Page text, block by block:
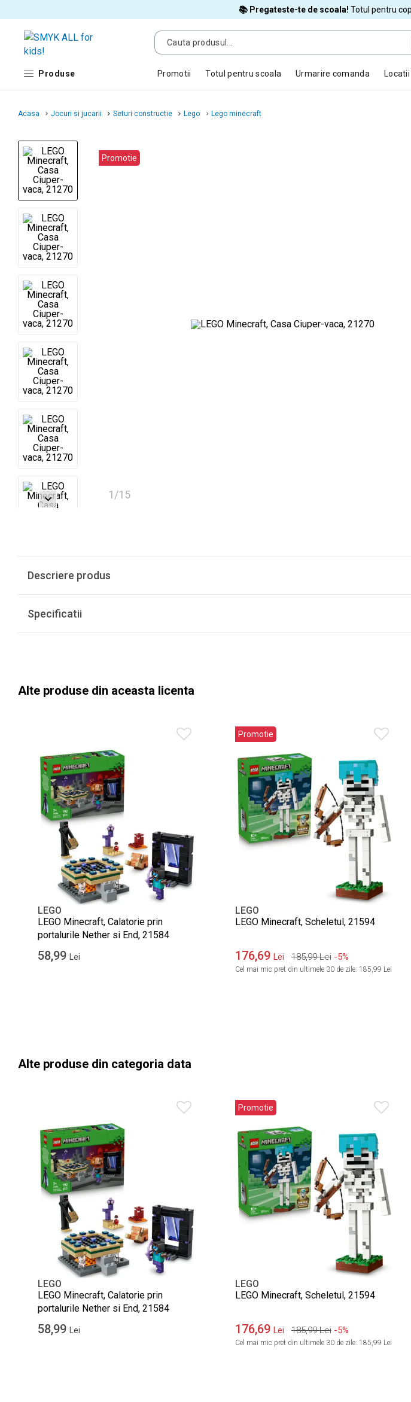
📚 Pregateste-te de scoala! Totul pentru
Produse Promotii Totul pentru scoala Urmarire comanda
Acasa Jocuri si jucarii Seturi constructie Lego Lego minecraft
Promotie
1/15
Descriere produs
Specificatii
Alte produse din aceasta licenta
LEGO
LEGO Minecraft, Calatorie prin
portalurile Nether si End, 21584
58,99 Lei
Promotie
LEGO
LEGO Minecraft, Scheletul, 21594
176,69 Lei 185,99 Lei -5%
Cel mai mic pret din ultimele 30 de zile: 185,99 Lei
Alte produse din categoria data
LEGO
LEGO Minecraft, Calatorie prin
portalurile Nether si End, 21584
58,99 Lei
Promotie
LEGO
LEGO Minecraft, Scheletul, 21594
176,69 Lei 185,99 Lei -5%
Cel mai mic pret din ultimele 30 de zile: 185,99 Lei